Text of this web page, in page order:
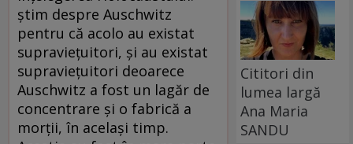
ştim despre Auschwitz
pentru că acolo au existat
supravieţuitori, şi au existat
supravieţuitori deoarece
Auschwitz a fost un lagăr de
concentrare şi o fabrică a
morţii, în acelaşi timp.
Cititori din
lumea largă
Ana Maria
SANDU